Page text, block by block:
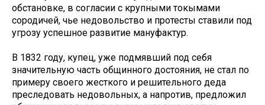
обстановке, в согласии с крупными токымами
сородичей, чье недовольство и протесты ставили под
угрозу успешное развитие мануфактур.
В 1832 году, купец, уже подмявший под себя
значительную часть общинного достояния, не стал по
примеру своего жесткого и решительного деда
преследовать недовольных, а напротив, предложил